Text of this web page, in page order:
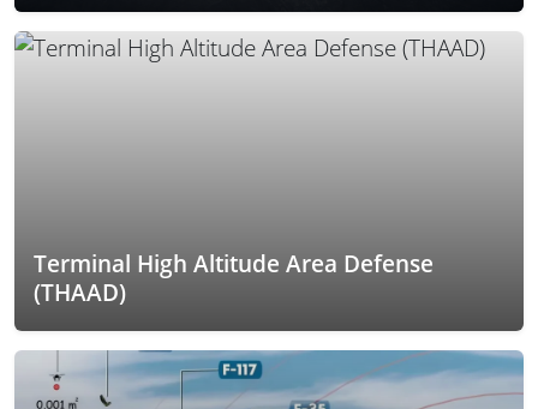
Terminal High Altitude Area Defense
(THAAD)